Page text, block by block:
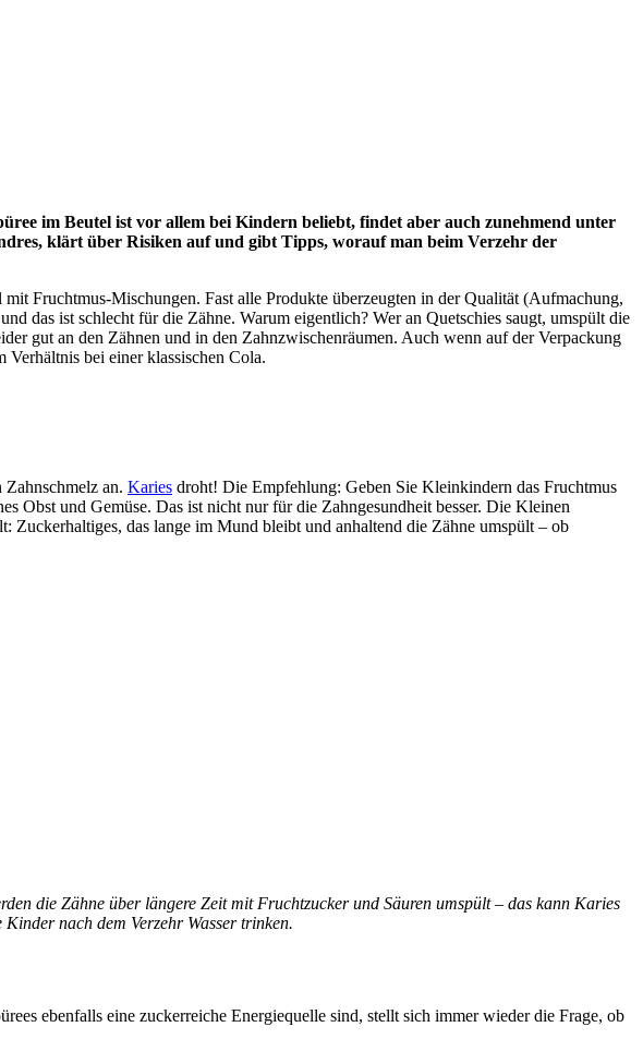
im Beutel ist vor allem bei Kindern beliebt, findet aber auch zunehmend unter
klärt über Risiken auf und gibt Tipps, worauf man beim Verzehr der
Fruchtmus-Mischungen. Fast alle Produkte überzeugten in der Qualität (Aufmachung,
das ist schlecht für die Zähne. Warum eigentlich? Wer an Quetschies saugt, umspült die
gut an den Zähnen und in den Zahnzwischenräumen. Auch wenn auf der Verpackung
bei einer klassischen Cola.
an. Karies droht! Die Empfehlung: Geben Sie Kleinkindern das Fruchtmus
Obst und Gemüse. Das ist nicht nur für die Zahngesundheit besser. Die Kleinen
das lange im Mund bleibt und anhaltend die Zähne umspült – ob
die Zähne über längere Zeit mit Fruchtzucker und Säuren umspült – das kann Karies
nach dem Verzehr Wasser trinken.
ebenfalls eine zuckerreiche Energiequelle sind, stellt sich immer wieder die Frage, ob